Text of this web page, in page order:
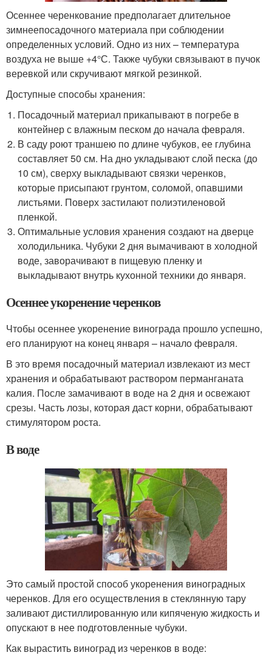
Осеннее черенкование предполагает длительное
зимнеепосадочного материала при соблюдении
определенных условий. Одно из них – температура
воздуха не выше +4°С. Также чубуки связывают в пучок
веревкой или скручивают мягкой резинкой.
Доступные способы хранения:
Посадочный материал прикапывают в погребе в
контейнер с влажным песком до начала февраля.
В саду роют траншею по длине чубуков, ее глубина
составляет 50 см. На дно укладывают слой песка (до
10 см), сверху выкладывают связки черенков,
которые присыпают грунтом, соломой, опавшими
листьями. Поверх застилают полиэтиленовой
пленкой.
Оптимальные условия хранения создают на дверце
холодильника. Чубуки 2 дня вымачивают в холодной
воде, заворачивают в пищевую пленку и
выкладывают внутрь кухонной техники до января.
Осеннее укоренение черенков
Чтобы осеннее укоренение винограда прошло успешно,
его планируют на конец января – начало февраля.
В это время посадочный материал извлекают из мест
хранения и обрабатывают раствором перманганата
калия. После замачивают в воде на 2 дня и освежают
срезы. Часть лозы, которая даст корни, обрабатывают
стимулятором роста.
В воде
Это самый простой способ укоренения виноградных
черенков. Для его осуществления в стеклянную тару
заливают дистиллированную или кипяченую жидкость и
опускают в нее подготовленные чубуки.
Как вырастить виноград из черенков в воде: